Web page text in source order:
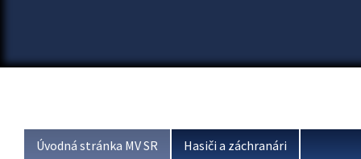
Úvodná stránka MV SR Hasiči a záchranári